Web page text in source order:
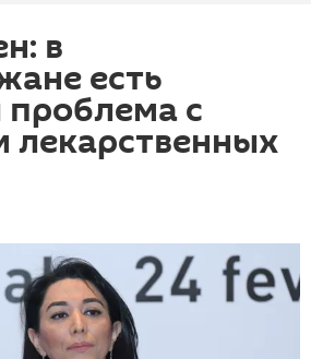
в
есть
проблема с
лекарственных